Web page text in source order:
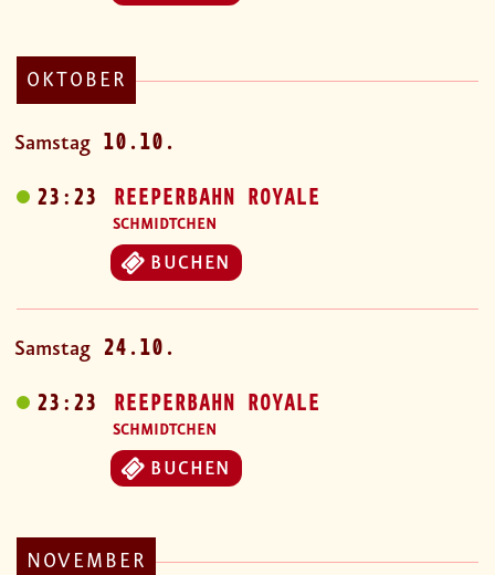
OKTOBER
Samstag 10.10.
23:23 REEPERBAHN ROYALE
SCHMIDTCHEN
BUCHEN
Samstag 24.10.
23:23 REEPERBAHN ROYALE
SCHMIDTCHEN
BUCHEN
NOVEMBER